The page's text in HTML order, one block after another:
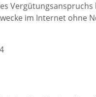
Vergütungsanspruchs
im Internet ohne